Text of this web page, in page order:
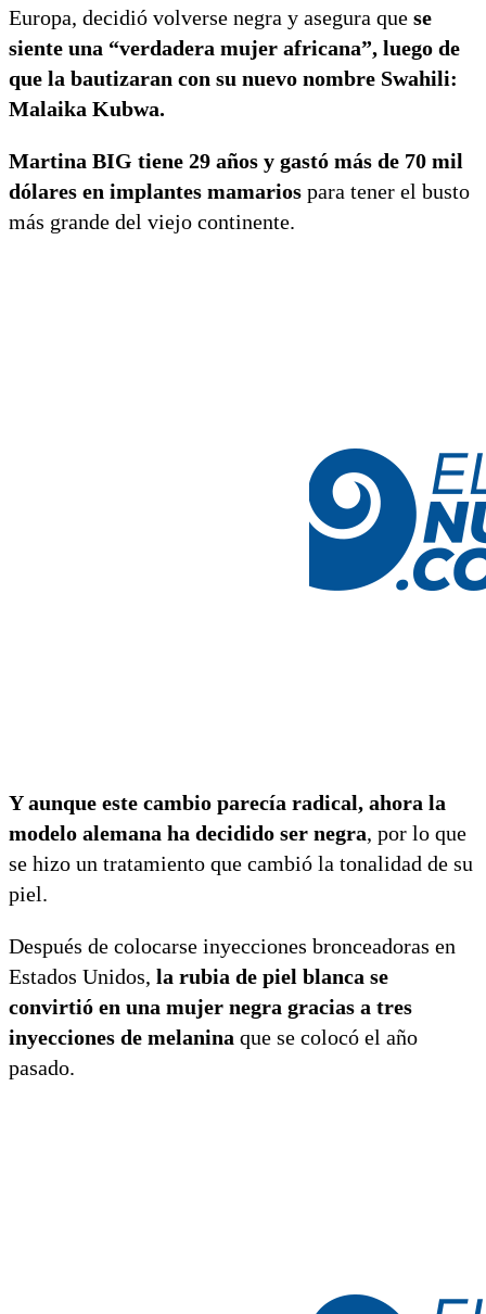
Europa, decidió volverse negra y asegura que se
siente una “verdadera mujer africana”, luego de
que la bautizaran con su nuevo nombre Swahili:
Malaika Kubwa.
Martina BIG tiene 29 años y gastó más de 70 mil
dólares en implantes mamarios para tener el busto
más grande del viejo continente.
Y aunque este cambio parecía radical, ahora la
modelo alemana ha decidido ser negra, por lo que
se hizo un tratamiento que cambió la tonalidad de su
piel.
Después de colocarse inyecciones bronceadoras en
Estados Unidos, la rubia de piel blanca se
convirtió en una mujer negra gracias a tres
inyecciones de melanina que se colocó el año
pasado.